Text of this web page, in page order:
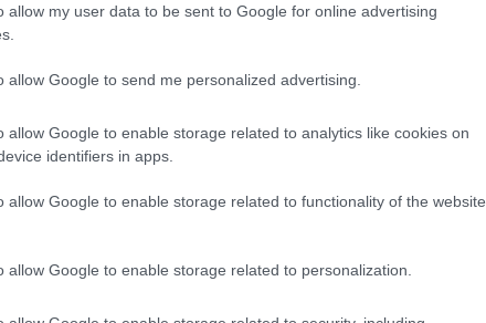
allow my user data to be sent to Google for online advertising
allow Google to send me personalized advertising.
allow Google to enable storage related to analytics like cookies on
identifiers in apps.
allow Google to enable storage related to functionality of the website
allow Google to enable storage related to personalization.
Ζεράρ Κολόμπ δήλωσε ότι «αν όλοι αυτοί οι
κάθε χρόνο να χτίζουμε μια πόλη μεσαίου
ο αριθμός των αιτούντων άσυλο στη Γαλλία
τους ανήλθε στις 187.000, με καθοδική βέβαια